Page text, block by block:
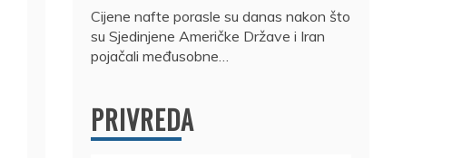
Cijene nafte porasle su danas nakon što
su Sjedinjene Američke Države i Iran
pojačali međusobne…
PRIVREDA